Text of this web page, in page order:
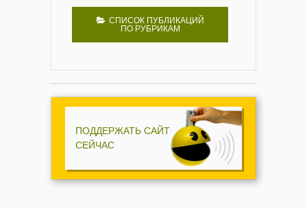
СПИСОК ПУБЛИКАЦИЙ
ПО РУБРИКАМ
ПОДДЕРЖАТЬ САЙТ
СЕЙЧАС